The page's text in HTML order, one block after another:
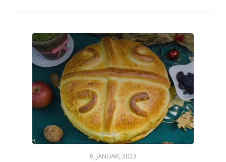
6. JANUAR, 2023